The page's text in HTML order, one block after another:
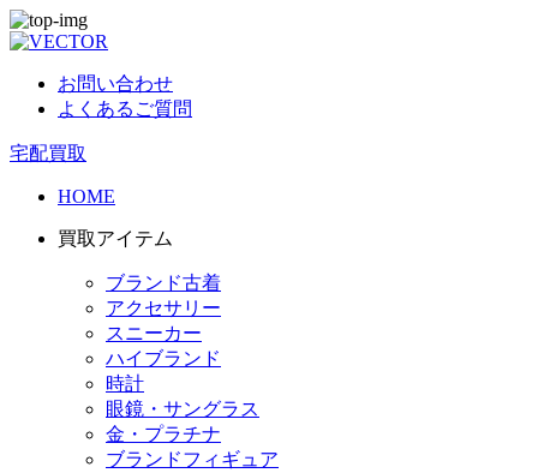
お問い合わせ
よくあるご質問
宅配買取
HOME
買取アイテム
ブランド古着
アクセサリー
スニーカー
ハイブランド
時計
眼鏡・サングラス
金・プラチナ
ブランドフィギュア